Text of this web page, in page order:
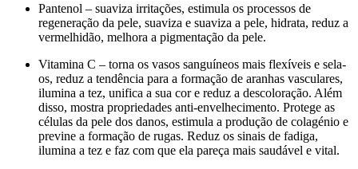
Pantenol – suaviza irritações, estimula os processos de
regeneração da pele, suaviza e suaviza a pele, hidrata, reduz a
vermelhidão, melhora a pigmentação da pele.
Vitamina C – torna os vasos sanguíneos mais flexíveis e sela-
os, reduz a tendência para a formação de aranhas vasculares,
ilumina a tez, unifica a sua cor e reduz a descoloração. Além
disso, mostra propriedades anti-envelhecimento. Protege as
células da pele dos danos, estimula a produção de colagénio e
previne a formação de rugas. Reduz os sinais de fadiga,
ilumina a tez e faz com que ela pareça mais saudável e vital.